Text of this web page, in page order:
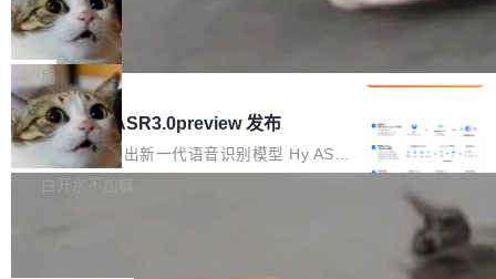
件之中，形成高度复杂的知识关联网络。传统的
代码检索手段（如关键词匹配、目录遍历）仅能
在语法层面完成文本定位，难以触及代码的语义
内涵与结构关联，导致开发者使用代码智能体在
理解大规模代码仓时面临显著"代码仓理解"瓶
颈。 代码仓深度理解服务（以下简称" CodeBas
e深度理解服务"）是华为云码道（CodeA...
数据。 王某2024年1月入职东城区某科技公司AI
短剧部门，有互联网大厂背景。在公司内部架构
调整期间，部门三次通知全员将数据从A集群迁
移到B集群，王某都回复了"收到"。 他没有迁移
数据。2024年9月3日下午4点，他使用此前登录
的账号密码进入A集群，输入了一条被程序员圈
称为"删库跑路"的命令——最高管理员权限、无
Cloudflare 分享推理优化实践：KV ca
che 量化 + 权重压缩，吞吐量提升 4
1%，成本降 30%
Kimi 和 GLM 是当前最强的大模型系列之一，但
它们有一个共同的问题：太吃显存了。月之暗面
的 Kimi K 系列和智谱的 GLM 都是长上下文、M
oE 架构的大模型，好用到让人上瘾，但 GPU 显
存永远不够用。 Cloudflare 的 Workers AI 团队
一直在跑这些模型的推理。他们在官方博客上发
局
腾讯混元 Hy ASR3.0preview 发布
腾讯混元正式推出新一代语音识别模型 Hy ASR
3.0preview。基于最新一代大语言模型 Hy3 的
白开水不加糖